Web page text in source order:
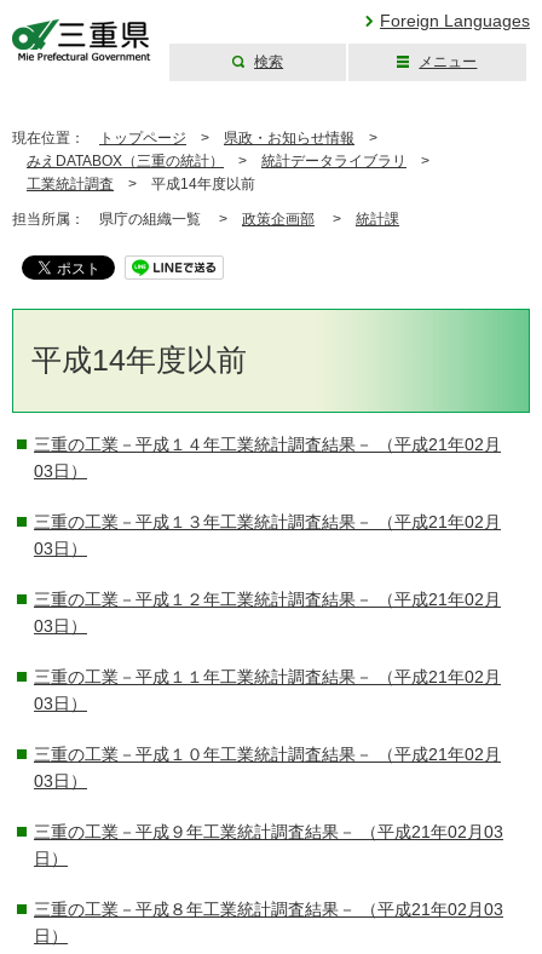
Foreign Languages
検索 メニュー
現在位置： トップページ > 県政・お知らせ情報 >
みえDATABOX（三重の統計）
> 統計データライブラリ
>
工業統計調査 > 平成14年度以前
担当所属： 県庁の組織一覧 > 政策企画部 > 統計課
平成14年度以前
三重の工業－平成１４年工業統計調査結果－
（平成21年02月
03日）
三重の工業－平成１３年工業統計調査結果－
（平成21年02月
03日）
三重の工業－平成１２年工業統計調査結果－
（平成21年02月
03日）
三重の工業－平成１１年工業統計調査結果－
（平成21年02月
03日）
三重の工業－平成１０年工業統計調査結果－
（平成21年02月
03日）
三重の工業－平成９年工業統計調査結果－
（平成21年02月03
日）
三重の工業－平成８年工業統計調査結果－
（平成21年02月03
日）